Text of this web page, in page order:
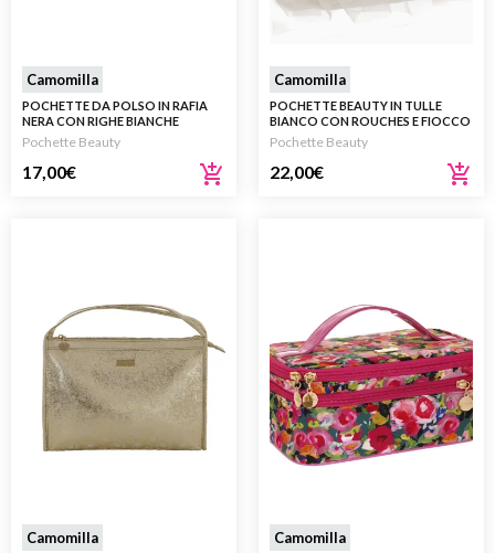
Camomilla
POCHETTE DA POLSO IN RAFIA
NERA CON RIGHE BIANCHE
Pochette Beauty
17,00€
Camomilla
POCHETTE BEAUTY IN TULLE
BIANCO CON ROUCHES E FIOCCO
Pochette Beauty
22,00€
Camomilla Camomilla